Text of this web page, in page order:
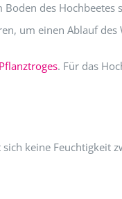
des
um einen Ablauf des
. Für das
keine Feuchtigkeit